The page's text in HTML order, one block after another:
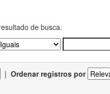
de busca.
| Ordenar registros por